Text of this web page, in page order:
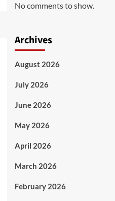
No comments to show.
Archives
August 2026
July 2026
June 2026
May 2026
April 2026
March 2026
February 2026